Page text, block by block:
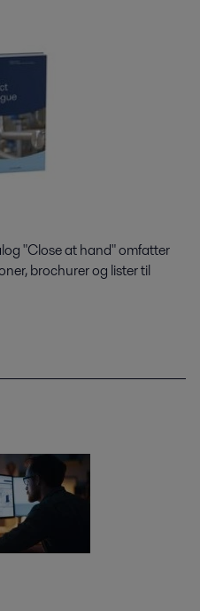
"Close at hand" omfatter
brochurer og lister til